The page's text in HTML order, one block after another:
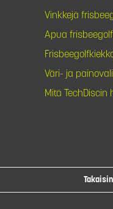
Vinkkejä
Apua
Väri- ja
Mitä TechDiscin